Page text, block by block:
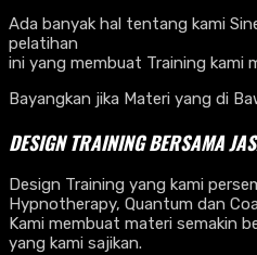
Ada banyak hal tentang kami
pelatihan
ini yang membuat Training kami
Bayangkan jika Materi yang di
DESIGN TRAINING BERSAMA
Design Training yang kami
Hypnotherapy, Quantum dan
Kami membuat materi semakin
yang kami sajikan.